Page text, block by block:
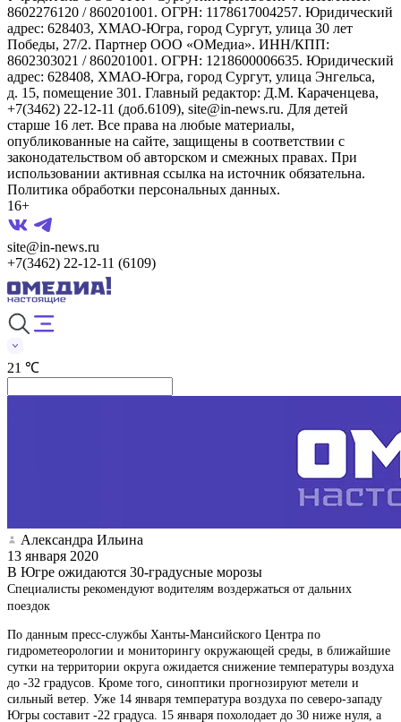
8602276120 / 860201001. ОГРН: 1178617004257. Юридический
адрес: 628403, ХМАО-Югра, город Сургут, улица 30 лет
Победы, 27/2. Партнер ООО «ОМедиа». ИНН/КПП:
8602303021 / 860201001. ОГРН: 1218600006635. Юридический
адрес: 628408, ХМАО-Югра, город Сургут, улица Энгельса,
д. 15, помещение 301. Главный редактор: Д.М. Караченцева,
+7(3462) 22-12-11 (доб.6109), site@in-news.ru. Для детей
старше 16 лет. Все права на любые материалы,
опубликованные на сайте, защищены в соответствии с
законодательством об авторском и смежных правах. При
использовании активная ссылка на источник обязательна.
Политика обработки персональных данных.
16+
site@in-news.ru
+7(3462) 22-12-11 (6109)
21 ℃
Александра Ильина
13 января 2020
В Югре ожидаются 30-градусные морозы
Специалисты рекомендуют водителям воздержаться от дальних
поездок
По данным пресс-службы Ханты-Мансийского Центра по
гидрометеорологии и мониторингу окружающей среды, в ближайшие
сутки на территории округа ожидается снижение температуры воздуха
до -32 градусов. Кроме того, синоптики прогнозируют метели и
сильный ветер. Уже 14 января температура воздуха по северо-западу
Югры составит -22 градуса. 15 января похолодает до 30 ниже нуля, а